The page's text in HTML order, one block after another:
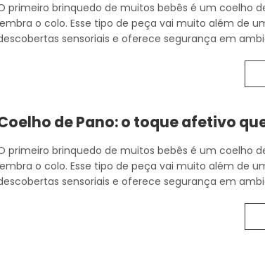
primeiro brinquedo de muitos bebês é um coelho
o colo. Esse tipo de peça vai muito além de
sensoriais e oferece segurança em
de Pano: o toque afetivo
primeiro brinquedo de muitos bebês é um coelho
o colo. Esse tipo de peça vai muito além de
sensoriais e oferece segurança em